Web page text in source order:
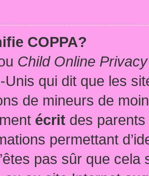
COPPA?
Child Online
Unis qui dit que les
de mineurs de
écrit des parents
permettant
pas sûr que